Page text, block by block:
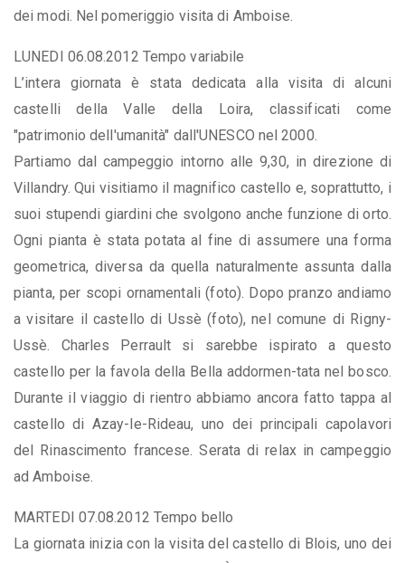
dei modi. Nel pomeriggio visita di Amboise.
LUNEDI 06.08.2012 Tempo variabile
L’intera giornata è stata dedicata alla visita di alcuni
castelli della Valle della Loira, classificati come
"patrimonio dell'umanità" dall'UNESCO nel 2000.
Partiamo dal campeggio intorno alle 9,30, in direzione di
Villandry. Qui visitiamo il magnifico castello e, soprattutto, i
suoi stupendi giardini che svolgono anche funzione di orto.
Ogni pianta è stata potata al fine di assumere una forma
geometrica, diversa da quella naturalmente assunta dalla
pianta, per scopi ornamentali (foto). Dopo pranzo andiamo
a visitare il castello di Ussè (foto), nel comune di Rigny-
Ussè. Charles Perrault si sarebbe ispirato a questo
castello per la favola della Bella addormen-tata nel bosco.
Durante il viaggio di rientro abbiamo ancora fatto tappa al
castello di Azay-le-Rideau, uno dei principali capolavori
del Rinascimento francese. Serata di relax in campeggio
ad Amboise.
MARTEDI 07.08.2012 Tempo bello
La giornata inizia con la visita del castello di Blois, uno dei